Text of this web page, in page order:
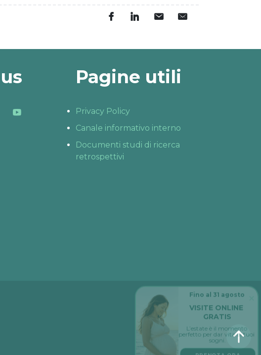
Pagine utili
Privacy Policy
Canale informativo interno
Documenti studi di ricerca
retrospettivi
VISITE ONLINE
GRATIS
L’estate è il momento
sogni.
PRENOTA ORA